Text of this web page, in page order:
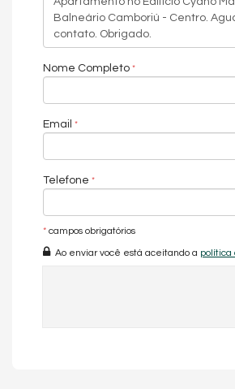
Ar Condicionado
Churrasqueira
Living
Sala de Jantar
Características do Empreendimento
Sala de Jogos
Piscina
Espaço Fitness
Brinquedoteca
Nome Completo
Email
Telefone
* campos obrigatórios
Ao enviar você está aceitando a política